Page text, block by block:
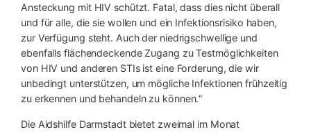
Ansteckung mit HIV schützt. Fatal, dass dies nicht überall
und für alle, die sie wollen und ein Infektionsrisiko haben,
zur Verfügung steht. Auch der niedrigschwellige und
ebenfalls flächendeckende Zugang zu Testmöglichkeiten
von HIV und anderen STIs ist eine Forderung, die wir
unbedingt unterstützen, um mögliche Infektionen frühzeitig
zu erkennen und behandeln zu können.“
Die Aidshilfe Darmstadt bietet zweimal im Monat